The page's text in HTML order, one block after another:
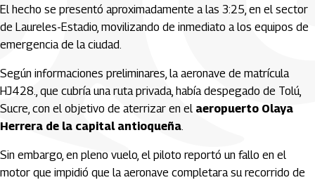
El hecho se presentó aproximadamente a las 3:25, en el sector
de Laureles-Estadio, movilizando de inmediato a los equipos de
emergencia de la ciudad.
Según informaciones preliminares, la aeronave de matrícula
HJ428., que cubría una ruta privada, había despegado de Tolú,
Sucre, con el objetivo de aterrizar en el aeropuerto Olaya
Herrera de la capital antioqueña.
Sin embargo, en pleno vuelo, el piloto reportó un fallo en el
motor que impidió que la aeronave completara su recorrido de